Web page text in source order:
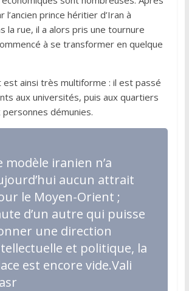
l’ancien prince héritier d’Iran à
la rue, il a alors pris une tournure
à se transformer en quelque
est ainsi très multiforme : il est passé
aux universités, puis aux quartiers
démunies.
modèle iranien n’a
aucun attrait
le Moyen-Orient ;
d’un autre qui puisse
une direction
et politique, la
est encore vide.Vali